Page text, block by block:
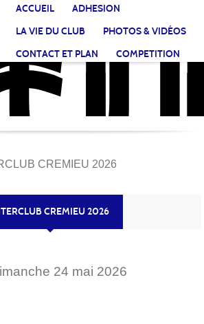
ACCUEIL
ADHESION
LA VIE DU CLUB
PHOTOS & VIDÉOS
CONTACT ET PLAN
COMPETITION
CREMIEU 2026
CREMIEU 2026
24 mai 2026
cookies